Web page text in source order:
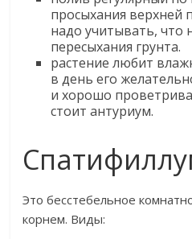
просыхания верхней
надо учитывать, что
пересыхания грунта.
растение любит
в день его
и хорошо
стоит антуриум.
Это бесстебельное
корнем. Виды: